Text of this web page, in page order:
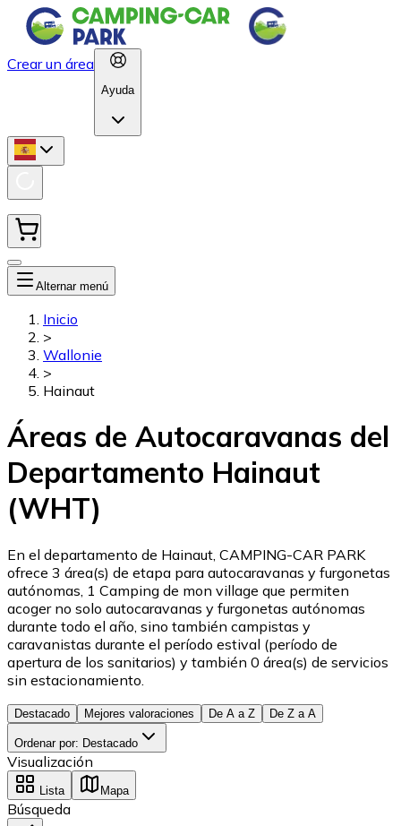
Crear un área
Ayuda
Alternar menú
Inicio
>
Wallonie
>
Hainaut
Áreas de Autocaravanas del
Departamento Hainaut
(WHT)
En el departamento de Hainaut, CAMPING-CAR PARK
ofrece 3 área(s) de etapa para autocaravanas y furgonetas
autónomas, 1 Camping de mon village que permiten
acoger no solo autocaravanas y furgonetas autónomas
durante todo el año, sino también campistas y
caravanistas durante el período estival (período de
apertura de los sanitarios) y también 0 área(s) de servicios
sin estacionamiento.
Destacado Mejores valoraciones De A a Z De Z a A
Ordenar por: Destacado
Visualización
Lista Mapa
Búsqueda